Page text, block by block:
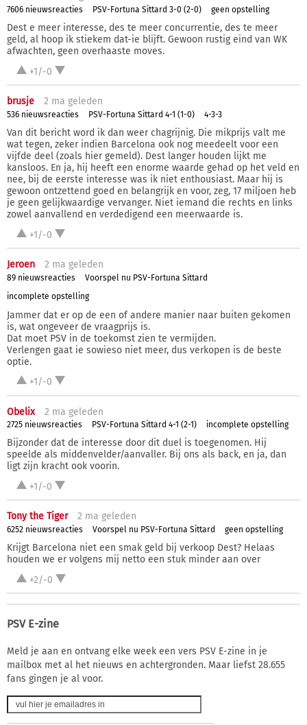
7606 nieuwsreacties PSV-Fortuna Sittard 3-0 (2-0) geen opstelling
Dest e meer interesse, des te meer concurrentie, des te meer
geld, al hoop ik stiekem dat-ie blijft. Gewoon rustig eind van WK
afwachten, geen overhaaste moves.
+1/-0
brusje 2 ma geleden
536 nieuwsreacties PSV-Fortuna Sittard 4-1 (1-0) 4-3-3
Van dit bericht word ik dan weer chagrijnig. Die mikprijs valt me
wat tegen, zeker indien Barcelona ook nog meedeelt voor een
vijfde deel (zoals hier gemeld). Dest langer houden lijkt me
kansloos. En ja, hij heeft een enorme waarde gehad op het veld en
nee, bij de eerste interesse was ik niet enthousiast. Maar hij is
gewoon ontzettend goed en belangrijk en voor, zeg, 17 miljoen heb
je geen gelijkwaardige vervanger. Niet iemand die rechts en links
zowel aanvallend en verdedigend een meerwaarde is.
+1/-0
Jeroen 2 ma geleden
89 nieuwsreacties
Voorspel nu PSV-Fortuna Sittard
incomplete opstelling
Jammer dat er op de een of andere manier naar buiten gekomen
is, wat ongeveer de vraagprijs is.
Dat moet PSV in de toekomst zien te vermijden.
Verlengen gaat ie sowieso niet meer, dus verkopen is de beste
optie.
+1/-0
Obelix 2 ma geleden
2725 nieuwsreacties PSV-Fortuna Sittard 4-1 (2-1) incomplete opstelling
Bijzonder dat de interesse door dit duel is toegenomen. Hij
speelde als middenvelder/aanvaller. Bij ons als back, en ja, dan
ligt zijn kracht ook voorin.
+1/-0
Tony the Tiger 2 ma geleden
6252 nieuwsreacties Voorspel nu PSV-Fortuna Sittard geen opstelling
Krijgt Barcelona niet een smak geld bij verkoop Dest? Helaas
houden we er volgens mij netto een stuk minder aan over
+2/-0
PSV E-zine
Meld je aan en ontvang elke week een vers PSV E-zine in je
mailbox met al het nieuws en achtergronden. Maar liefst 28.655
fans gingen je al voor.